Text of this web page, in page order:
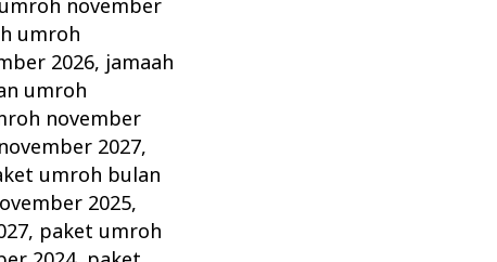
november
umroh
2026, jamaah
umroh
november
2027,
umroh bulan
2025,
, paket umroh